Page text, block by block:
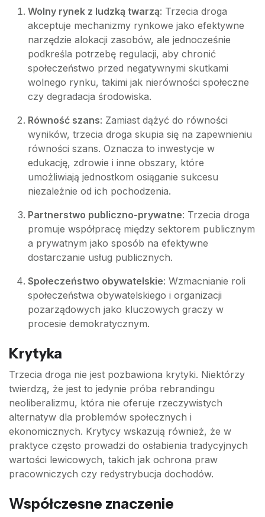
Wolny rynek z ludzką twarzą: Trzecia droga
akceptuje mechanizmy rynkowe jako efektywne
narzędzie alokacji zasobów, ale jednocześnie
podkreśla potrzebę regulacji, aby chronić
społeczeństwo przed negatywnymi skutkami
wolnego rynku, takimi jak nierówności społeczne
czy degradacja środowiska.
Równość szans: Zamiast dążyć do równości
wyników, trzecia droga skupia się na zapewnieniu
równości szans. Oznacza to inwestycje w
edukację, zdrowie i inne obszary, które
umożliwiają jednostkom osiąganie sukcesu
niezależnie od ich pochodzenia.
Partnerstwo publiczno-prywatne: Trzecia droga
promuje współpracę między sektorem publicznym
a prywatnym jako sposób na efektywne
dostarczanie usług publicznych.
Społeczeństwo obywatelskie: Wzmacnianie roli
społeczeństwa obywatelskiego i organizacji
pozarządowych jako kluczowych graczy w
procesie demokratycznym.
Krytyka
Trzecia droga nie jest pozbawiona krytyki. Niektórzy
twierdzą, że jest to jedynie próba rebrandingu
neoliberalizmu, która nie oferuje rzeczywistych
alternatyw dla problemów społecznych i
ekonomicznych. Krytycy wskazują również, że w
praktyce często prowadzi do osłabienia tradycyjnych
wartości lewicowych, takich jak ochrona praw
pracowniczych czy redystrybucja dochodów.
Współczesne znaczenie